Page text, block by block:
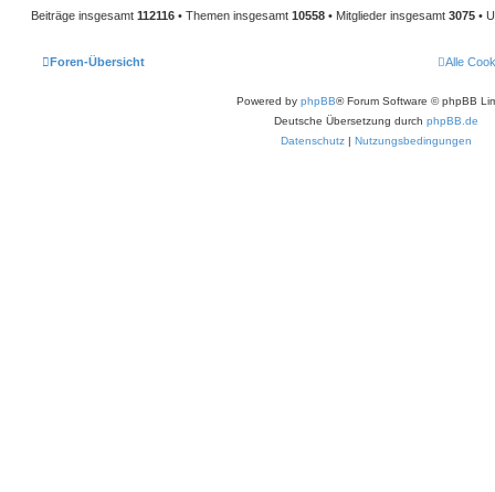
Beiträge insgesamt 112116 • Themen insgesamt 10558 • Mitglieder insgesamt 3075 •
Foren-Übersicht Alle
Powered by phpBB® Forum Software © phpBB
Deutsche Übersetzung durch phpBB.de
Datenschutz | Nutzungsbedingungen